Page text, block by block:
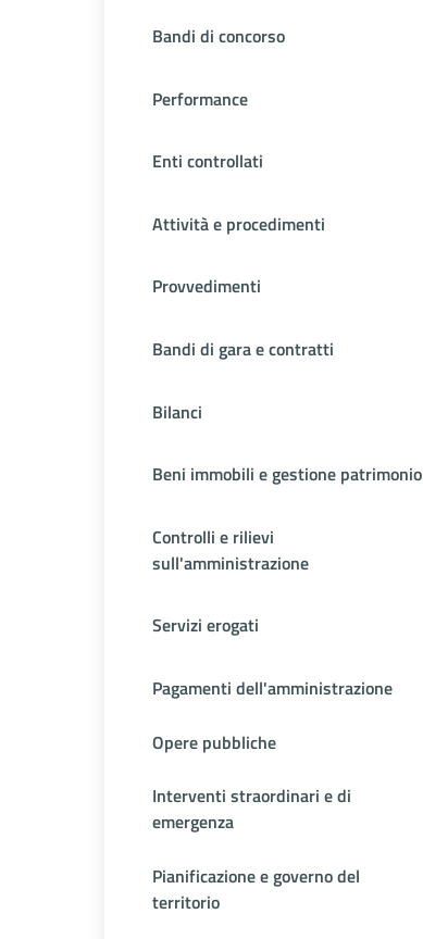
Bandi di concorso
Performance
Enti controllati
Attività e procedimenti
Provvedimenti
Bandi di gara e contratti
Bilanci
Beni immobili e gestione patrimonio
Controlli e rilievi
sull'amministrazione
Servizi erogati
Pagamenti dell'amministrazione
Opere pubbliche
Interventi straordinari e di
emergenza
Pianificazione e governo del
territorio